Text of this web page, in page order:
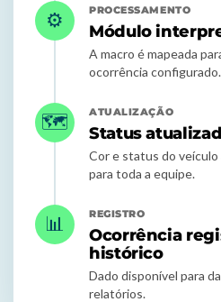
⚙️ PROCESSAMENTO
Módulo
A macro é mapeada
ocorrência configurado.
🗺️ ATUALIZAÇÃO
Status
Cor e status do veículo
para toda a equipe.
📊 REGISTRO
Ocorrência
histórico
Dado disponível para
relatórios.